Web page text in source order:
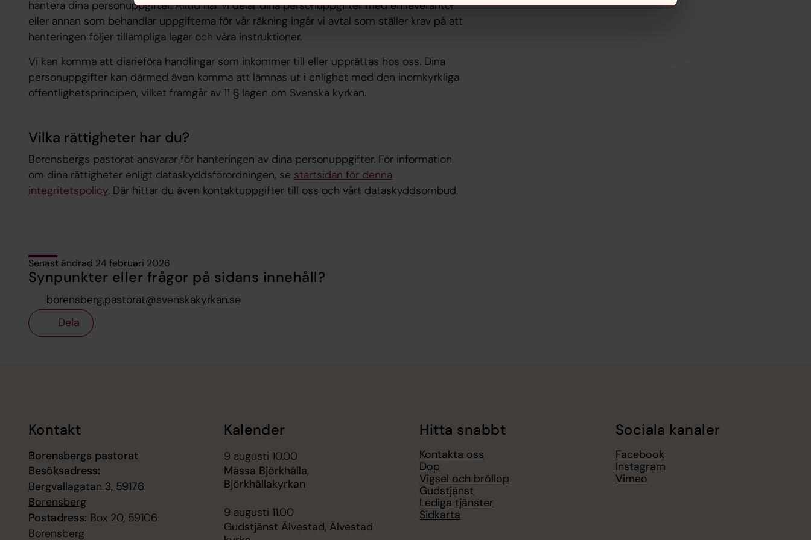
hantera dina personuppgifter. Alltid när vi delar dina personuppgifter med en leverantör
eller annan som behandlar uppgifterna för vår räkning ingår vi avtal som ställer krav på att
hanteringen följer tillämpliga lagar och våra instruktioner.
Vi kan komma att diarieföra handlingar som inkommer till eller upprättas hos oss. Dina
personuppgifter kan därmed även komma att lämnas ut i enlighet med den inomkyrkliga
offentlighetsprincipen, vilket framgår av 11 § lagen om Svenska kyrkan.
Vilka rättigheter har du?
Borensbergs pastorat ansvarar för hanteringen av dina personuppgifter. För information
om dina rättigheter enligt dataskyddsförordningen, se startsidan för denna
integritetspolicy. Där hittar du även kontaktuppgifter till oss och vårt dataskyddsombud.
Senast ändrad 24 februari 2026
Synpunkter eller frågor på sidans innehåll?
borensberg.pastorat@svenskakyrkan.se
Dela
Kontakt
Borensbergs pastorat
Besöksadress:
Bergvallagatan 3, 59176
Borensberg
Postadress: Box 20, 59106
Borensberg
Kalender
9 augusti 10.00
Mässa Björkhälla,
Björkhällakyrkan
9 augusti 11.00
Gudstjänst Älvestad, Älvestad
Hitta snabbt
Kontakta oss
Dop
Vigsel och bröllop
Gudstjänst
Lediga tjänster
Sidkarta
Sociala kanaler
Facebook
Instagram
Vimeo